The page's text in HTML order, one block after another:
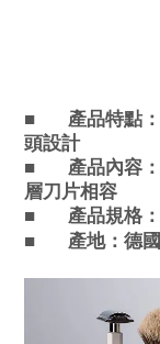
■ 產品特點：
頭設計
■
產品內容：
層刀片相容
■
產品規格：
■
產地：德國